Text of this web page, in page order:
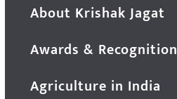
About Krishak Jagat
Awards & Recognition
Agriculture in India